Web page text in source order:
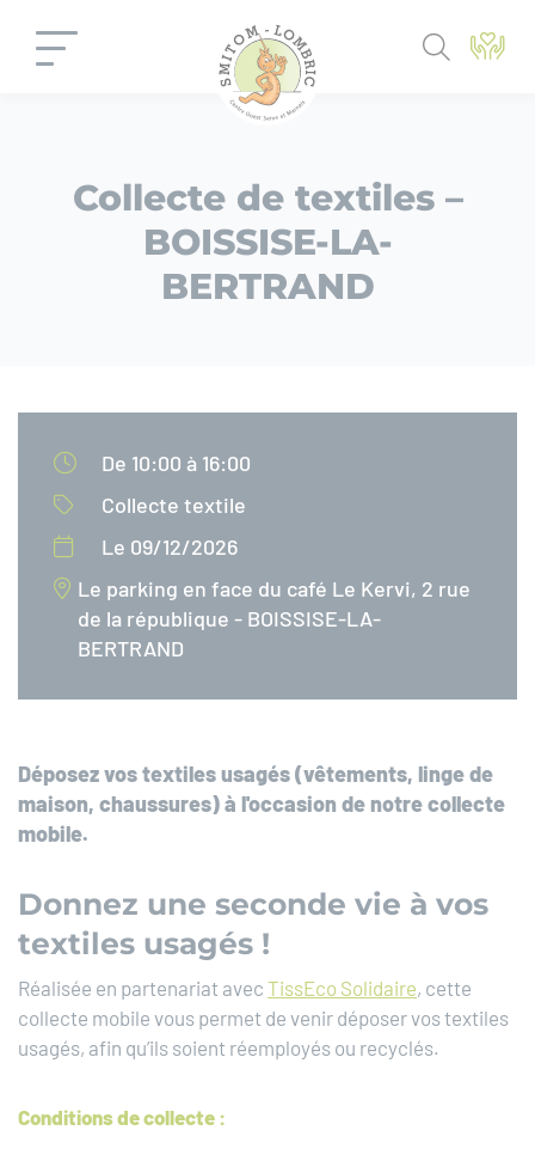
Collecte de textiles –
BOISSISE-LA-
BERTRAND
De 10:00 à 16:00
Collecte textile
Le 09/12/2026
Le parking en face du café Le Kervi, 2 rue
de la république - BOISSISE-LA-
BERTRAND
Déposez vos textiles usagés (vêtements, linge de
maison, chaussures) à l'occasion de notre collecte
mobile.
Donnez une seconde vie à vos
textiles usagés !
Réalisée en partenariat avec TissEco Solidaire, cette
collecte mobile vous permet de venir déposer vos textiles
usagés, afin qu’ils soient réemployés ou recyclés.
Conditions de collecte :